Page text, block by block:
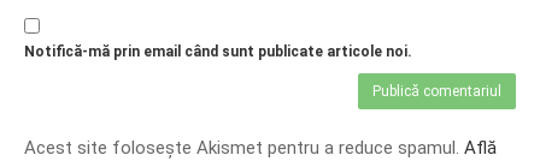
Notifică-mă prin email când sunt publicate articole noi.
Acest site folosește Akismet pentru a reduce spamul. Află